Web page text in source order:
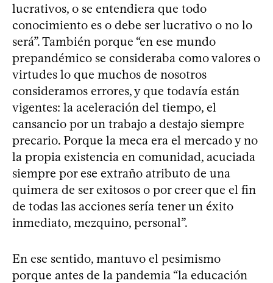
lucrativos, o se entendiera que todo
conocimiento es o debe ser lucrativo o no lo
será”. También porque “en ese mundo
prepandémico se consideraba como valores o
virtudes lo que muchos de nosotros
consideramos errores, y que todavía están
vigentes: la aceleración del tiempo, el
cansancio por un trabajo a destajo siempre
precario. Porque la meca era el mercado y no
la propia existencia en comunidad, acuciada
siempre por ese extraño atributo de una
quimera de ser exitosos o por creer que el fin
de todas las acciones sería tener un éxito
inmediato, mezquino, personal”.
En ese sentido, mantuvo el pesimismo
porque antes de la pandemia “la educación